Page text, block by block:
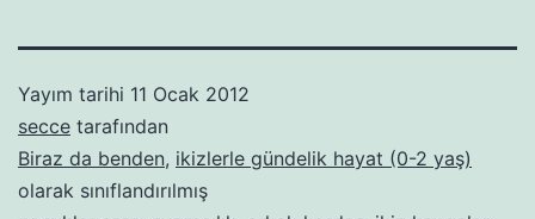
Yayım tarihi 11 Ocak 2012
secce tarafından
Biraz da benden, ikizlerle gündelik hayat (0-2 yaş)
olarak sınıflandırılmış